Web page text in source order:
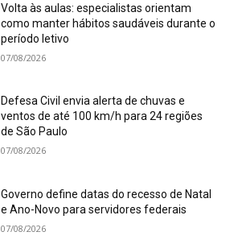
Volta às aulas: especialistas orientam
como manter hábitos saudáveis durante o
período letivo
07/08/2026
Defesa Civil envia alerta de chuvas e
ventos de até 100 km/h para 24 regiões
de São Paulo
07/08/2026
Governo define datas do recesso de Natal
e Ano-Novo para servidores federais
07/08/2026